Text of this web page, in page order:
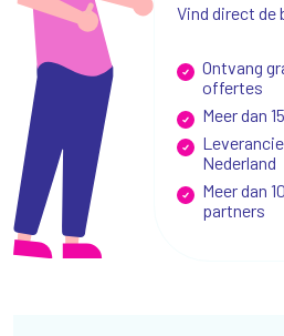
Vind direct de
Ontvang
offertes
Meer dan
Nederland
Meer dan
partners